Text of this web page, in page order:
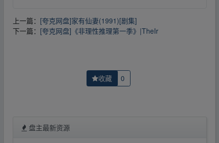
上一篇： [夸克网盘]家有仙妻(1991)[剧集]
下一篇： [夸克网盘]《非理性推理第一季》|TheIr
收藏 0
盘主最新资源